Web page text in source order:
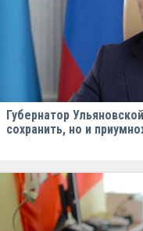
Губернатор
сохранить, но и